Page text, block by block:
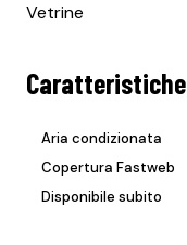
Vetrine
Caratteristiche
Aria condizionata
Copertura Fastweb
Disponibile subito